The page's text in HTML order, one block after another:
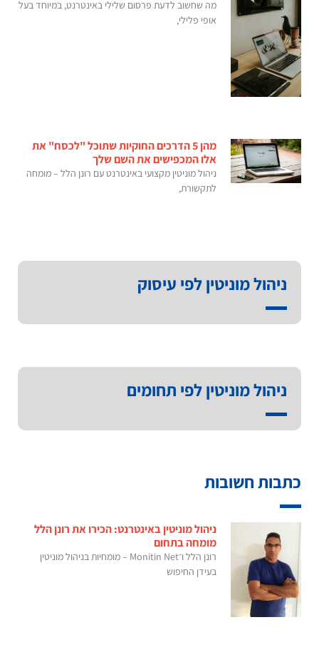
מה שחשוב לדעת פרסום שלילי באינטרנט, במיוחד בעל
אופי פלילי,
מהן 5 הדרכים החוקיות שתוכל "לכסח" את
אלו המכפישים את השם שלך
ניהול מוניטין מקצועי באינטרנט עם רונן הלל – מומחה
לתקשורת,
ניהול מוניטין לפי עיסוק
ניהול מוניטין לפי תחומים
כתבות חשובות
ניהול מוניטין באינטרנט: הכירו את רונן הלל
מומחה בתחום
רונן הלל ו־Monitin Net – מומחיות בניהול מוניטין
בעידן החיפוש